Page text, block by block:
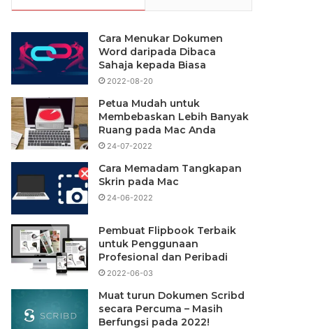
Cara Menukar Dokumen
Word daripada Dibaca
Sahaja kepada Biasa
2022-08-20
Petua Mudah untuk
Membebaskan Lebih Banyak
Ruang pada Mac Anda
24-07-2022
Cara Memadam Tangkapan
Skrin pada Mac
24-06-2022
Pembuat Flipbook Terbaik
untuk Penggunaan
Profesional dan Peribadi
2022-06-03
Muat turun Dokumen Scribd
secara Percuma – Masih
Berfungsi pada 2022!